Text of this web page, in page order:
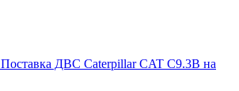
Поставка ДВС Caterpillar CAT C9.3B на